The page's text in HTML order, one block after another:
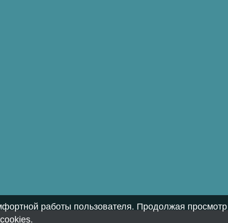
работы пользователя. Продолжая
.